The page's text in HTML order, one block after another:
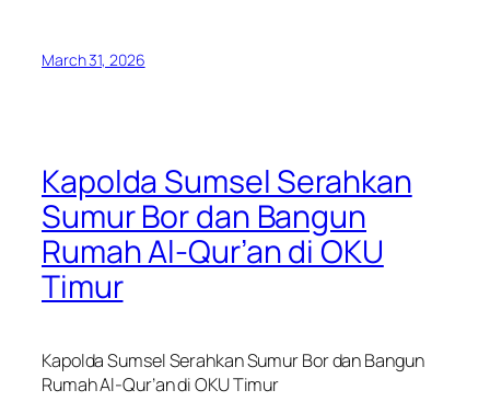
March 31, 2026
Kapolda Sumsel Serahkan
Sumur Bor dan Bangun
Rumah Al-Qur’an di OKU
Timur
Kapolda Sumsel Serahkan Sumur Bor dan Bangun
Rumah Al-Qur’an di OKU Timur